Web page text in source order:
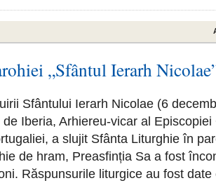
„Sfântul Ierarh
Sfântului Ierarh Nicolae (6
de Iberia, Arhiereu-vicar al
a slujit Sfânta Liturghie în
de hram, Preasfinția Sa a fost
Răspunsurile liturgice au fost